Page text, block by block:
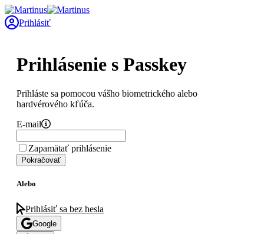
Prihlásiť
Prihlásenie s Passkey
Prihláste sa pomocou vášho biometrického alebo
hardvérového kľúča.
E-mail
Zapamätať prihlásenie
Pokračovať
Alebo
Prihlásiť sa bez hesla
Google